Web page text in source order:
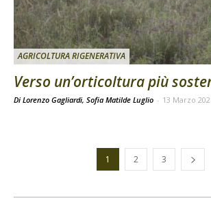
AGRICOLTURA RIGENERATIVA
Verso un’orticoltura più
Di Lorenzo Gagliardi, Sofia Matilde Luglio - 13 Marzo
1 2 3